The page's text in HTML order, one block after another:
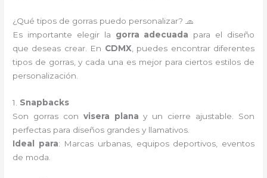
¿Qué tipos de gorras puedo personalizar? 🧢
Es importante elegir la gorra adecuada para el diseño
que deseas crear. En CDMX , puedes encontrar diferentes
tipos de gorras, y cada una es mejor para ciertos estilos de
personalización.
1. Snapbacks
Son gorras con visera plana y un cierre ajustable. Son
perfectas para diseños grandes y llamativos.
Ideal para: Marcas urbanas, equipos deportivos, eventos
de moda.